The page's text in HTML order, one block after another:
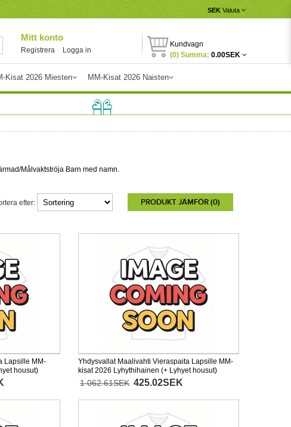
SEK Valuta
Mitt konto
Registrera Logga in
Kundvagn
(0) Summa: 0.00SEK
Kisat 2026 Miesten MM-Kisat 2026 Naisten
Målvaktströja Barn med namn.
PRODUKT JÄMFÖR (0)
efter:
Lapsille MM-
housut)
Yhdysvallat Maalivahti Vieraspaita Lapsille MM-
kisat 2026 Lyhythihainen (+ Lyhyet housut)
1 062.61SEK 425.02SEK